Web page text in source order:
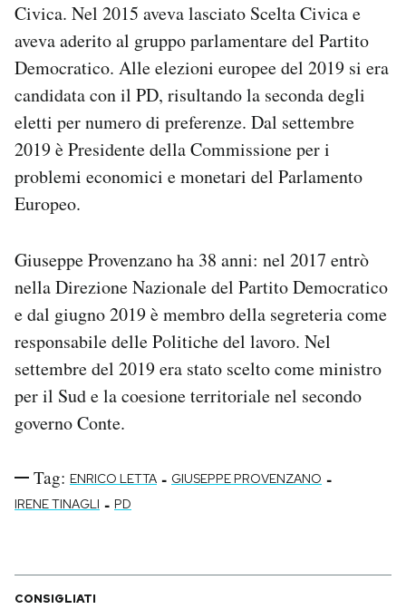
Civica. Nel 2015 aveva lasciato Scelta Civica e
aveva aderito al gruppo parlamentare del Partito
Democratico. Alle elezioni europee del 2019 si era
candidata con il PD, risultando la seconda degli
eletti per numero di preferenze. Dal settembre
2019 è Presidente della Commissione per i
problemi economici e monetari del Parlamento
Europeo.
Giuseppe Provenzano ha 38 anni: nel 2017 entrò
nella Direzione Nazionale del Partito Democratico
e dal giugno 2019 è membro della segreteria come
responsabile delle Politiche del lavoro. Nel
settembre del 2019 era stato scelto come ministro
per il Sud e la coesione territoriale nel secondo
governo Conte.
Tag: ENRICO LETTA - GIUSEPPE PROVENZANO -
IRENE TINAGLI - PD
CONSIGLIATI